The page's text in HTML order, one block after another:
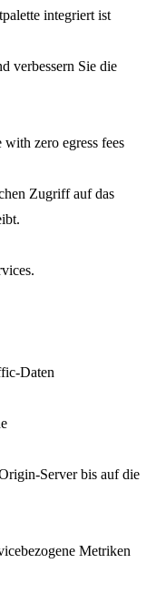
integriert ist
verbessern Sie die
with zero egress fees
Zugriff auf das
Daten
Server bis auf die
Metriken